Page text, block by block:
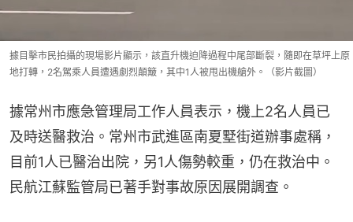
據目擊市民拍攝的現場影片顯示，該直升機迫降過程中尾部斷裂，隨即在草坪上原
地打轉，2名駕乘人員遭遇劇烈顛簸，其中1人被甩出機艙外。（影片截圖）
據常州市應急管理局工作人員表示，機上2名人員已
及時送醫救治。常州市武進區南夏墅街道辦事處稱，
目前1人已醫治出院，另1人傷勢較重，仍在救治中。
民航江蘇監管局已著手對事故原因展開調查。